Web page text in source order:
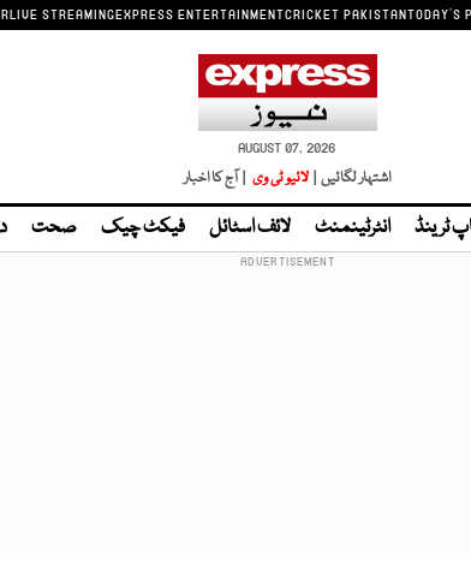
LIVE STREAMINGEXPRESS ENTERTAINMENTCRICKET PAKISTANTODAY'S
AUGUST 07, 2026
اشتہار لگائیں | لائیو ٹی وی | آج کا اخبار
ٹرینڈ انٹرٹینمنٹ لائف اسٹائل فیکٹ چیک صحت